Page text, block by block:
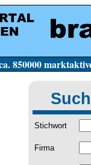
in
Stichwort
Firma